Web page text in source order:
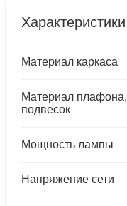
Характеристики
Материал каркаса
Материал плафона,
подвесок
Мощность лампы
Напряжение сети